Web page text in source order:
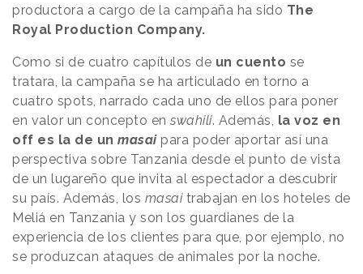
productora a cargo de la campaña ha sido The
Royal Production Company.
Como si de cuatro capítulos de un cuento se
tratara, la campaña se ha articulado en torno a
cuatro spots, narrado cada uno de ellos para poner
en valor un concepto en swahili. Además, la voz en
off es la de un masaipara poder aportar así una
perspectiva sobre Tanzania desde el punto de vista
de un lugareño que invita al espectador a descubrir
su país. Además, los masaitrabajan en los hoteles de
Meliá en Tanzania y son los guardianes de la
experiencia de los clientes para que, por ejemplo, no
se produzcan ataques de animales por la noche.